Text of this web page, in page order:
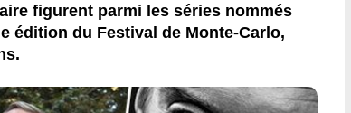
figurent parmi les séries nommés
édition du Festival de Monte-Carlo,